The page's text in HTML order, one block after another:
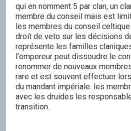
qui en nomment 5 par clan, un
membre du conseil mais est
les membres du conseil
droit de veto sur les décisions
représente les familles
l'empereur peut dissoudre le
renommer de nouveaux
rare et est souvent effectuer
du mandant impériale. les
avec les druides les
transition.